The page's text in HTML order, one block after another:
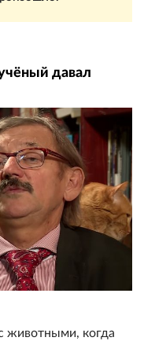
давал
животными, когда